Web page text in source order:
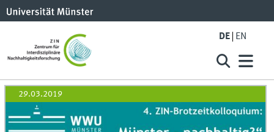
DE EN
29.03.2019